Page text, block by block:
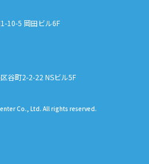
10-5 岡田ビル6F
谷町2-2-22 NSビル5F
Co., Ltd. All rights reserved.